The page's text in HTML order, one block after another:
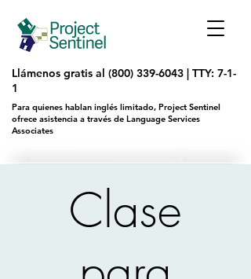
Llámenos gratis al (800) 339-6043 | TTY: 7-1-
1
Para quienes hablan inglés limitado, Project Sentinel
ofrece asistencia a través de Language Services
Associates
Clase